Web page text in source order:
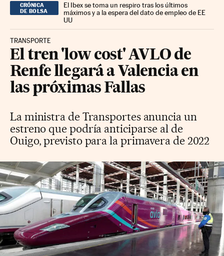
CRÓNICA
DE BOLSA
El Ibex se toma un respiro tras los últimos
máximos y a la espera del dato de empleo de EE
UU
TRANSPORTE
El tren 'low cost' AVLO de
Renfe llegará a Valencia en
las próximas Fallas
La ministra de Transportes anuncia un
estreno que podría anticiparse al de
Ouigo, previsto para la primavera de 2022